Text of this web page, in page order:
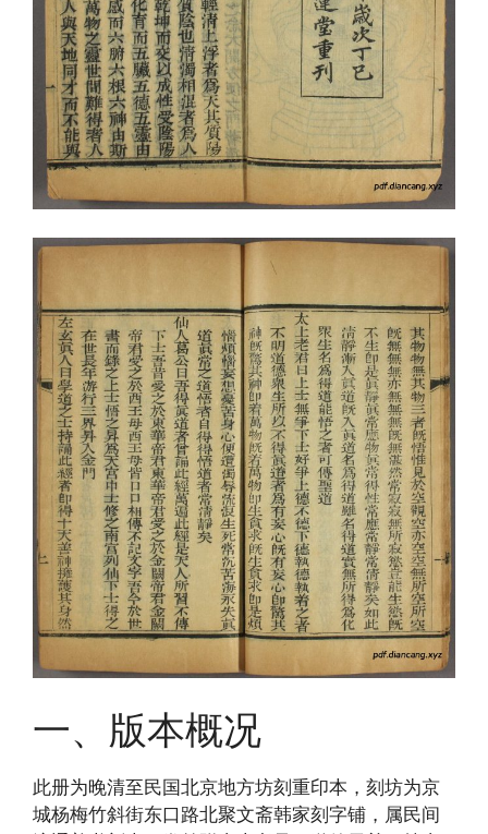
一、版本概况
此册为晚清至民国北京地方坊刻重印本，刻坊为京
城杨梅竹斜街东口路北聚文斋韩家刻字铺，属民间